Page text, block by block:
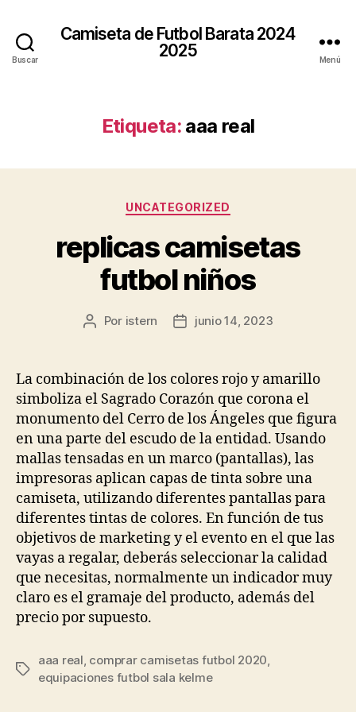
Buscar
Camiseta de Futbol Barata 2024
2025
Menú
Etiqueta: aaa real
Categorías
UNCATEGORIZED
replicas camisetas
futbol niños
Autor
entrada
Por istern
Fecha
entrada
junio 14, 2023
La combinación de los colores rojo y amarillo
simboliza el Sagrado Corazón que corona el
monumento del Cerro de los Ángeles que figura
en una parte del escudo de la entidad. Usando
mallas tensadas en un marco (pantallas), las
impresoras aplican capas de tinta sobre una
camiseta, utilizando diferentes pantallas para
diferentes tintas de colores. En función de tus
objetivos de marketing y el evento en el que las
vayas a regalar, deberás seleccionar la calidad
que necesitas, normalmente un indicador muy
claro es el gramaje del producto, además del
precio por supuesto.
Etiquetas
aaa real comprar camisetas futbol 2020
equipaciones futbol sala kelme